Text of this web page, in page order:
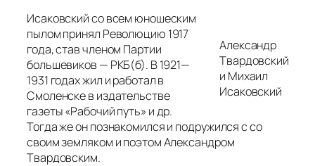
Александр
Твардовский
и Михаил
Исаковский
Исаковский со всем юношеским
пылом принял Революцию 1917
года, став членом Партии
большевиков — РКБ(б). В 1921—
1931 годах жил и работал в
Смоленске в издательстве
газеты «Рабочий путь» и др.
Тогда же он познакомился и подружился с со
своим земляком и поэтом Александром
Твардовским.